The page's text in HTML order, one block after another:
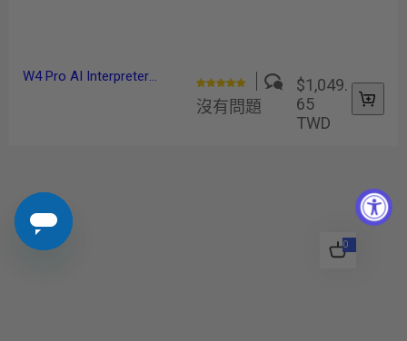
W4 Pro AI Interpreter
沒有問題
正
常
價
$1,049.
65
TWD
0
0
專